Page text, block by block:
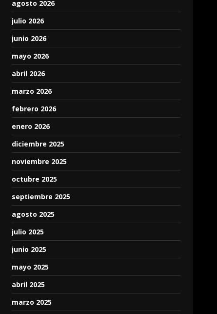
agosto 2026
julio 2026
junio 2026
mayo 2026
abril 2026
marzo 2026
febrero 2026
enero 2026
diciembre 2025
noviembre 2025
octubre 2025
septiembre 2025
agosto 2025
julio 2025
junio 2025
mayo 2025
abril 2025
marzo 2025